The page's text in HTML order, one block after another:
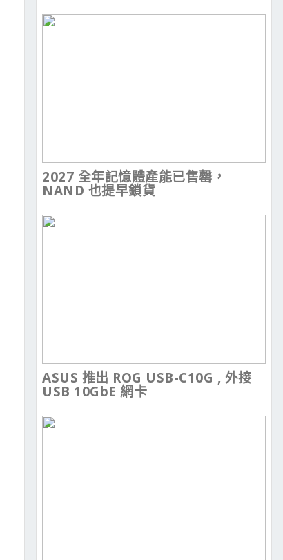
2027 全年記憶體產能已售罄，
NAND 也提早鎖貨
ASUS 推出 ROG USB-C10G , 外接
USB 10GbE 網卡